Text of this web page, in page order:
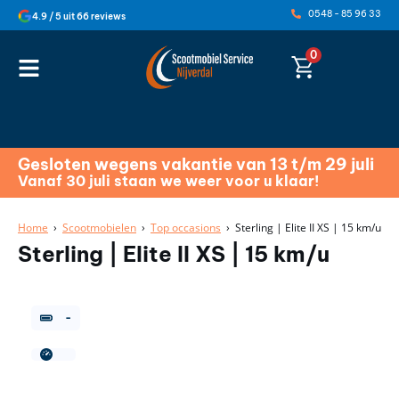
4.9 / 5 uit 66 reviews 0548 - 85 96 33
0
Gesloten wegens vakantie van 13 t/m 29 juli
Vanaf 30 juli staan we weer voor u klaar!
Home › Scootmobielen › Top occasions › Sterling | Elite II XS | 15 km/u
Sterling | Elite II XS | 15 km/u
-